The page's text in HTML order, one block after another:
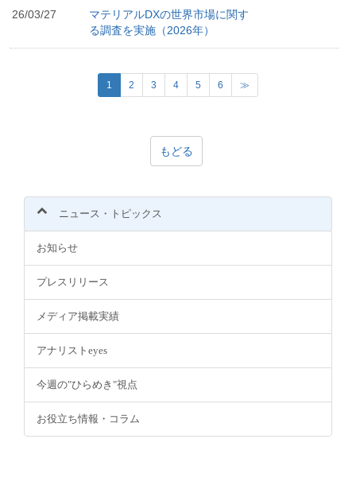
26/03/27
マテリアルDXの世界市場に関す
る調査を実施（2026年）
1
c
)
2 3 4 5 6 ≫
もどる
ニュース・トピックス
お知らせ
プレスリリース
メディア掲載実績
アナリストeyes
今週の"ひらめき"視点
お役立ち情報・コラム